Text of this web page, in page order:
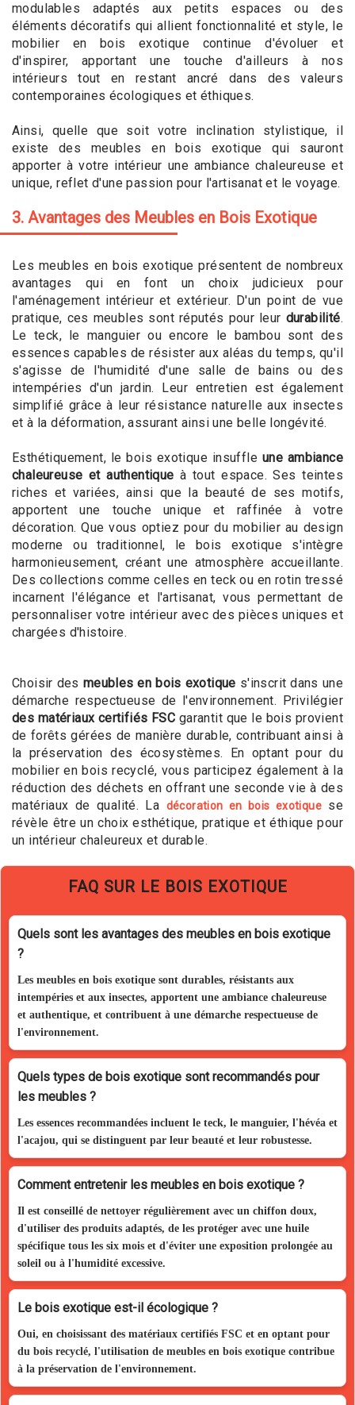
modulables adaptés aux petits espaces ou des
éléments décoratifs qui allient fonctionnalité et style, le
mobilier en bois exotique continue d'évoluer et
d'inspirer, apportant une touche d'ailleurs à nos
intérieurs tout en restant ancré dans des valeurs
contemporaines écologiques et éthiques.
Ainsi, quelle que soit votre inclination stylistique, il
existe des meubles en bois exotique qui sauront
apporter à votre intérieur une ambiance chaleureuse et
unique, reflet d'une passion pour l'artisanat et le voyage.
3. Avantages des Meubles en Bois Exotique
Les meubles en bois exotique présentent de nombreux
avantages qui en font un choix judicieux pour
l'aménagement intérieur et extérieur. D'un point de vue
pratique, ces meubles sont réputés pour leur durabilité.
Le teck, le manguier ou encore le bambou sont des
essences capables de résister aux aléas du temps, qu'il
s'agisse de l'humidité d'une salle de bains ou des
intempéries d'un jardin. Leur entretien est également
simplifié grâce à leur résistance naturelle aux insectes
et à la déformation, assurant ainsi une belle longévité.
Esthétiquement, le bois exotique insuffle une ambiance
chaleureuse et authentique à tout espace. Ses teintes
riches et variées, ainsi que la beauté de ses motifs,
apportent une touche unique et raffinée à votre
décoration. Que vous optiez pour du mobilier au design
moderne ou traditionnel, le bois exotique s'intègre
harmonieusement, créant une atmosphère accueillante.
Des collections comme celles en teck ou en rotin tressé
incarnent l'élégance et l'artisanat, vous permettant de
personnaliser votre intérieur avec des pièces uniques et
chargées d'histoire.
Choisir des meubles en bois exotique s'inscrit dans une
démarche respectueuse de l'environnement. Privilégier
des matériaux certifiés FSC garantit que le bois provient
de forêts gérées de manière durable, contribuant ainsi à
la préservation des écosystèmes. En optant pour du
mobilier en bois recyclé, vous participez également à la
réduction des déchets en offrant une seconde vie à des
matériaux de qualité. La décoration en bois exotiquese
révèle être un choix esthétique, pratique et éthique pour
un intérieur chaleureux et durable.
FAQ SUR LE BOIS EXOTIQUE
Quels sont les avantages des meubles en bois exotique
?
Les meubles en bois exotique sont durables, résistants aux
intempéries et aux insectes, apportent une ambiance chaleureuse
et authentique, et contribuent à une démarche respectueuse de
l'environnement.
Quels types de bois exotique sont recommandés pour
les meubles ?
Les essences recommandées incluent le teck, le manguier, l'hévéa et
l'acajou, qui se distinguent par leur beauté et leur robustesse.
Comment entretenir les meubles en bois exotique ?
Il est conseillé de nettoyer régulièrement avec un chiffon doux,
d'utiliser des produits adaptés, de les protéger avec une huile
spécifique tous les six mois et d'éviter une exposition prolongée au
soleil ou à l'humidité excessive.
Le bois exotique est-il écologique ?
Oui, en choisissant des matériaux certifiés FSC et en optant pour
du bois recyclé, l'utilisation de meubles en bois exotique contribue
à la préservation de l'environnement.